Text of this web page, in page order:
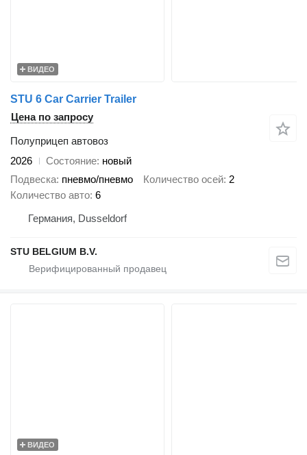
ВИДЕО
STU 6 Car Carrier Trailer
Цена по запросу
Полуприцеп автовоз
2026
Состояние новый
Подвеска пневмо/пневмо Количество осей 2
Количество авто 6
Германия, Dusseldorf
STU BELGIUM B.V.
ВИДЕО